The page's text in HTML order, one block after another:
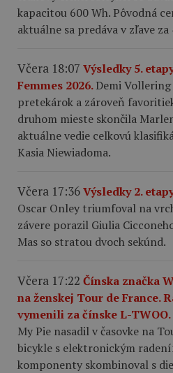
kapacitou 600 Wh. Pôvodná
aktuálne sa predáva v zľave za
Včera 18:07 Výsledky 5.
Femmes 2026.Demi
pretekárok a zároveň
druhom mieste skončila
aktuálne vedie celkovú
Kasia Niewiadoma.
Včera 17:36Výsledky 2.
Oscar Onley triumfoval na
závere porazil Giulia
Mas so stratou dvoch sekúnd.
Včera 17:22 Čínska značka
na ženskej Tour de France.
vymenili za čínske L-TWOO.
My Pie nasadil v časovke na
bicykle s elektronickým
komponenty skombinoval s